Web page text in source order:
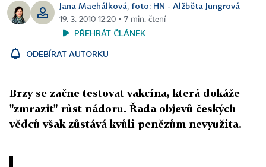
Jana Machálková, foto: HN - Alžběta Jungrová
19. 3. 2010 12:20 ▪ 7 min. čtení
PŘEHRÁT ČLÁNEK
ODEBÍRAT AUTORKU
Brzy se začne testovat vakcína, která dokáže
"zmrazit" růst nádoru. Řada objevů českých
vědců však zůstává kvůli penězům nevyužita.